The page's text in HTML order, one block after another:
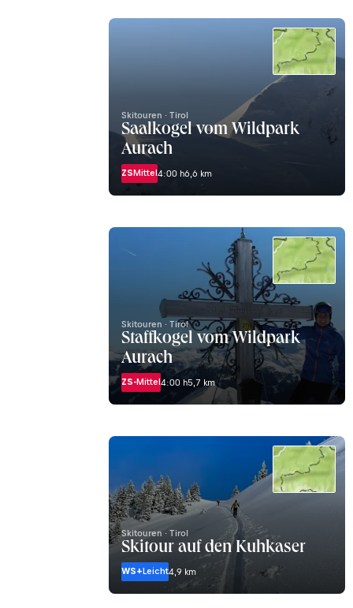
Skitouren · Tirol
Saalkogel vom Wildpark
Aurach
ZS Mittel 4:00 h6,6 km
Skitouren · Tirol
Staffkogel vom Wildpark
Aurach
ZS-Mittel 4:00 h5,7 km
Skitouren · Tirol
Skitour auf den Kuhkaser
WS+ Leicht4,9 km